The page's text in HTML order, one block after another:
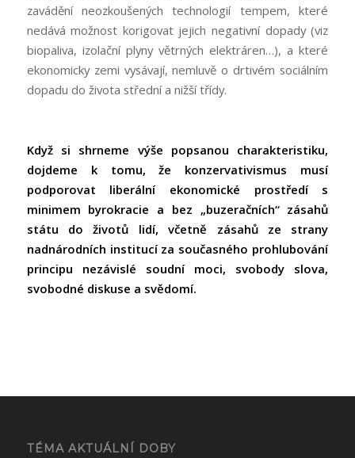
zavádění neozkoušených technologií tempem, které
nedává možnost korigovat jejich negativní dopady (viz
biopaliva, izolační plyny větrných elektráren…), a které
ekonomicky zemi vysávají, nemluvě o drtivém sociálním
dopadu do života střední a nižší třídy.
Když si shrneme výše popsanou charakteristiku,
dojdeme k tomu, že konzervativismus musí
podporovat liberální ekonomické prostředí s
minimem byrokracie a bez „buzeračních“ zásahů
státu do životů lidí, včetně zásahů ze strany
nadnárodních institucí za současného prohlubování
principu nezávislé soudní moci, svobody slova,
svobodné diskuse a svědomí.
TÉMA AKTUÁLNÍ DOBY